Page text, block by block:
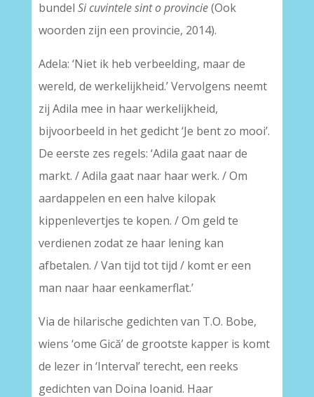
bundel Si cuvintele sint o provincie(Ook
woorden zijn een provincie, 2014).
Adela: ‘Niet ik heb verbeelding, maar de
wereld, de werkelijkheid.’ Vervolgens neemt
zij Adila mee in haar werkelijkheid,
bijvoorbeeld in het gedicht ‘Je bent zo mooi’.
De eerste zes regels: ‘Adila gaat naar de
markt. / Adila gaat naar haar werk. / Om
aardappelen en een halve kilopak
kippenlevertjes te kopen. / Om geld te
verdienen zodat ze haar lening kan
afbetalen. / Van tijd tot tijd / komt er een
man naar haar eenkamerflat.’
Via de hilarische gedichten van T.O. Bobe,
wiens ‘ome Gică’ de grootste kapper is komt
de lezer in ‘Interval’ terecht, een reeks
gedichten van Doina Ioanid. Haar